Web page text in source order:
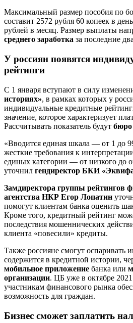
Максимальный размер пособия по
составит 2572 рубля 60 копеек в
рублей в месяц. Размер выплаты
среднего заработка за последние
У россиян появятся
рейтинги
С 1 января вступают в силу
историях», в рамках которых у
индивидуальные кредитные
значение, которое характеризует
Рассчитывать показатель будут бюро
«Вводится единая шкала — от 1 до
жесткие требования к
единых категории — от низкого до
уточнил гендиректор БКИ
Замдиректора группы рейтингов
агентства НКР Егор Лопатин
помогут клиентам банка оценить
Кроме того, кредитный рейтинг
последствия мошеннических
клиента «повесили» кредиты.
Также россияне смогут оспаривать
содержится в кредитной истории,
мобильное приложение банка или
организации. ЦБ уже в октябре
участникам финансового рынка
возможность для граждан.
Бизнес сможет заплатить